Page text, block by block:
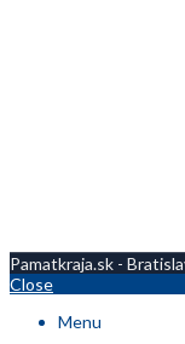
Pamatkraja.sk -
Close
Menu